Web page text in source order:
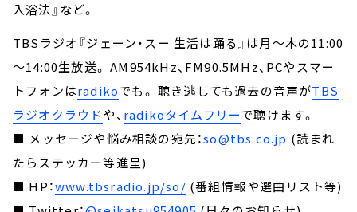
入浴法』など。
TBSラジオ『ジェーン・スー 生活は踊る』は月～木の11:00
～14:00生放送。 AM954kHz、FM90.5MHz、PCやスマー
トフォンはradikoでも。 聴き逃しても過去の音声がTBS
ラジオクラウドや、 radikoタイムフリーで聴けます。
■ メッセージや悩み相談の宛先：so@tbs.co.jp (読まれ
たらステッカー等進呈)
■ HP：www.tbsradio.jp/so/ (番組情報や選曲リスト等)